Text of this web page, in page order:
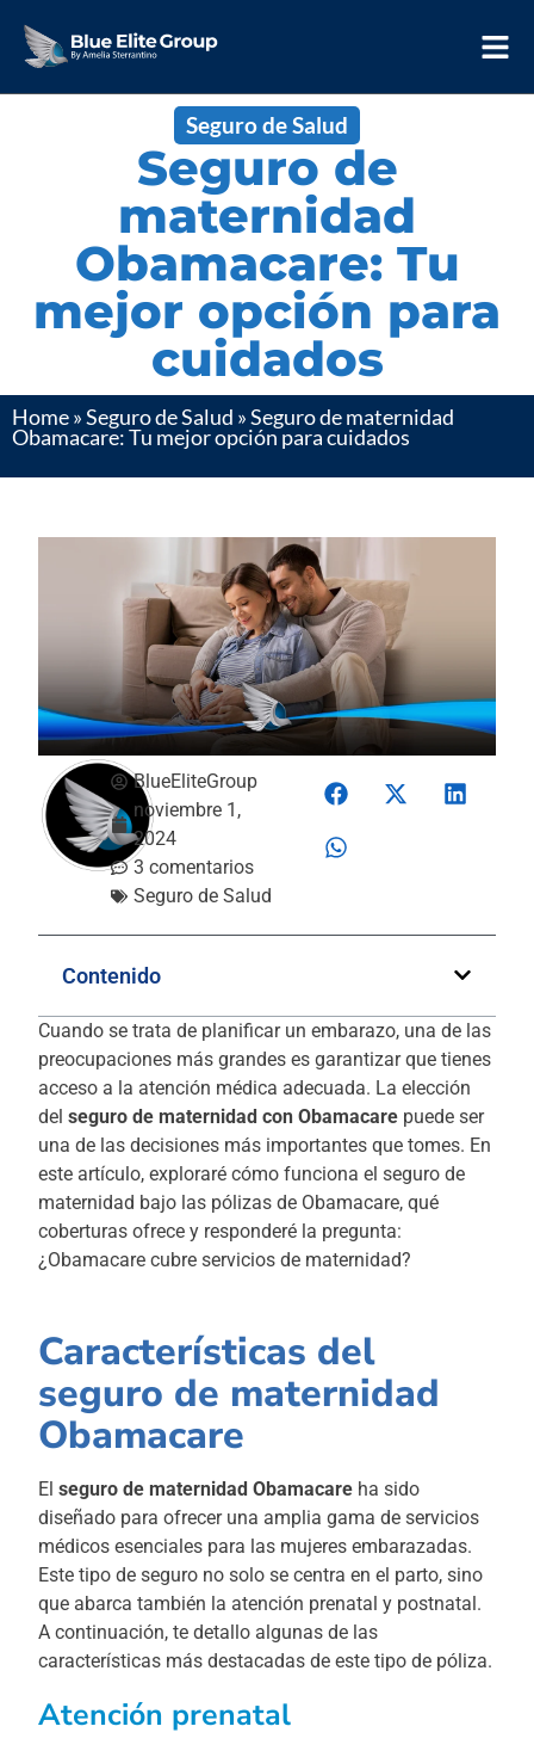
Seguro de Salud
Seguro de
maternidad
Obamacare: Tu
mejor opción para
cuidados
Home»Seguro de Salud »Seguro de maternidad
Obamacare: Tu mejor opción para cuidados
BlueEliteGroup
noviembre 1,
2024
3 comentarios
Seguro de Salud
Contenido
Cuando se trata de planificar un embarazo, una de las
preocupaciones más grandes es garantizar que tienes
acceso a la atención médica adecuada. La elección
delseguro de maternidad con Obamacare puede ser
una de las decisiones más importantes que tomes. En
este artículo, exploraré cómo funciona el seguro de
maternidad bajo las pólizas de Obamacare, qué
coberturas ofrece y responderé la pregunta:
¿Obamacare cubre servicios de maternidad?
Características del
seguro de maternidad
Obamacare
Elseguro de maternidad Obamacare ha sido
diseñado para ofrecer una amplia gama de servicios
médicos esenciales para las mujeres embarazadas.
Este tipo de seguro no solo se centra en el parto, sino
que abarca también la atención prenatal y postnatal.
A continuación, te detallo algunas de las
características más destacadas de este tipo de póliza.
Atención prenatal